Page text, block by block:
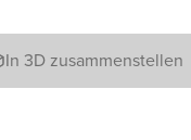
In 3D zusammenstellen